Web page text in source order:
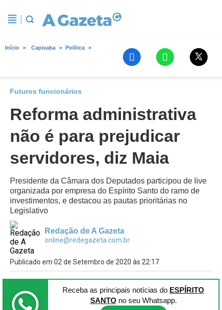
Início Capixaba Política
Futuros funcionários
Reforma administrativa
não é para prejudicar
servidores, diz Maia
Presidente da Câmara dos Deputados participou de live
organizada por empresa do Espírito Santo do ramo de
investimentos, e destacou as pautas prioritárias no
Legislativo
Redação de A Gazeta
online@redegazeta.com.br
Publicado em 02 de Setembro de 2020 às 22:17
Receba as principais notícias do ESPÍRITO
SANTO no seu Whatsapp.